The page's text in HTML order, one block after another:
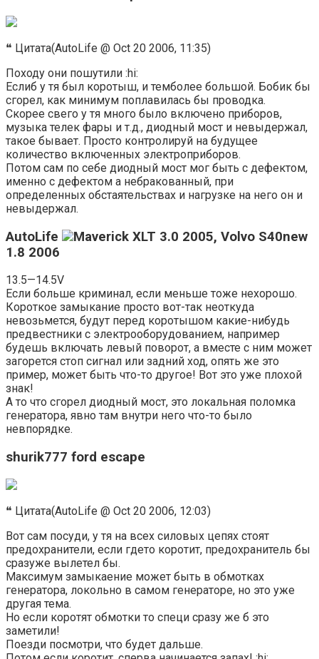
❝ Цитата(AutoLife @ Oct 20 2006, 11:35)
Походу они пошутили :hi:
Еслиб у тя был коротыш, и темболее большой. Бобик бы
сгорел, как минимум поплавилась бы проводка.
Скорее свего у тя много было включено приборов,
музыка телек фары и т.д., диодный мост и невыдержал,
такое бывает. Просто контролируй на будущее
количество включенных электроприборов.
Потом сам по себе диодный мост мог быть с дефектом,
именно с дефектом а небракованный, при
определенных обстаятельствах и нагрузке на него он и
невыдержал.
AutoLife
Maverick XLT 3.0 2005, Volvo S40new
1.8 2006
13.5—14.5V
Если больше криминал, если меньше тоже нехорошо.
Короткое замыкание просто вот-так неоткуда
невозьмется, будут перед коротышом какие-нибудь
предвестники с электрооборудованием, например
будешь включать левый поворот, а вместе с ним может
загорется стоп сигнал или задний ход, опять же это
пример, может быть что-то другое! Вот это уже плохой
знак!
А то что сгорел диодный мост, это локальная поломка
генератора, явно там внутри него что-то было
невпорядке.
shurik777 ford escape
❝ Цитата(AutoLife @ Oct 20 2006, 12:03)
Вот сам посуди, у тя на всех силовых цепях стоят
предохранители, если гдето коротит, предохранитель бы
сразуже вылетел бы.
Максимум замыкаение может быть в обмотках
генератора, локольно в самом генераторе, но это уже
другая тема.
Но если коротят обмотки то специ сразу же б это
заметили!
Поезди посмотри, что будет дальше.